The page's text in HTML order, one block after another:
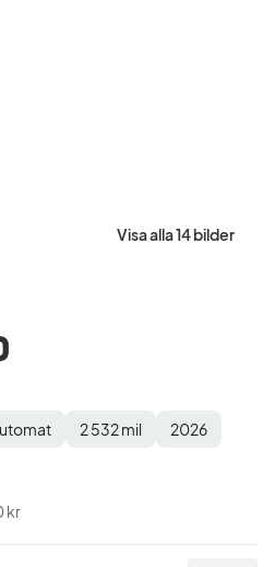
Visa alla 14 bilder
2 532mil 2026
kr